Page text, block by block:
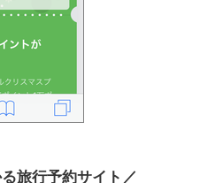
旅行予約サイト／